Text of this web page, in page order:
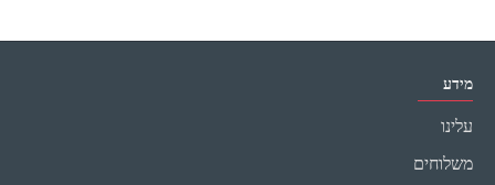
מידע
עלינו
משלוחים